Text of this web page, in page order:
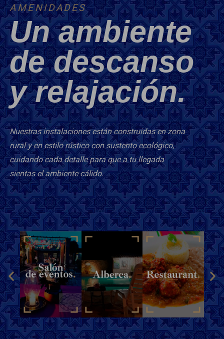
AMENIDADES
Un ambiente
de descanso
y relajación.
Nuestras instalaciones están construidas en zona
rural y en estilo rústico con sustento ecológico,
cuidando cada detalle para que a tu llegada
sientas el ambiente cálido.